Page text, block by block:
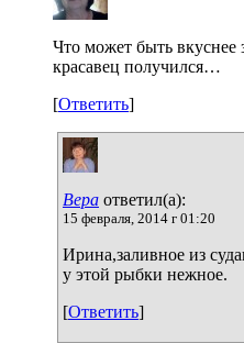
Что может быть вкуснее
красавец получился…
[Ответить]
Вера ответил(а):
15 февраля, 2014 г 01:20
Ирина,заливное из
у этой рыбки нежное.
[Ответить]